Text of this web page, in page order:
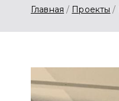
Главная Проекты